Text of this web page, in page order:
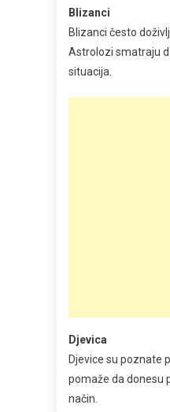
Blizanci
Blizanci često
Astrolozi smatraju
situacija.
Djevica
Djevice su poznate
pomaže da donesu
način.